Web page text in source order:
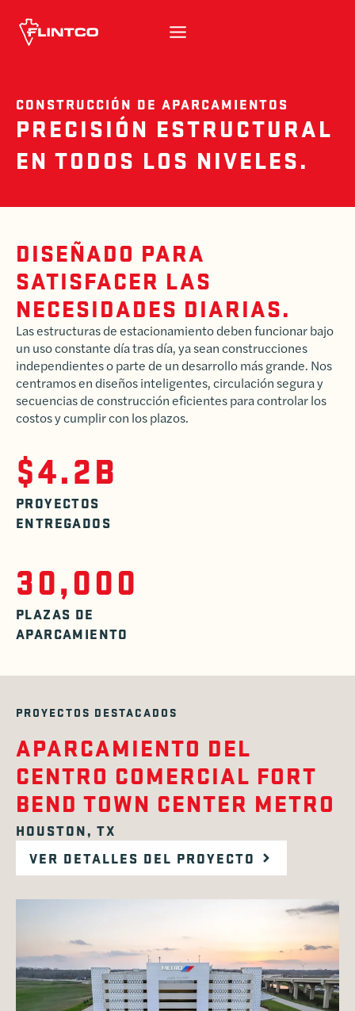
CONSTRUCCIÓN DE APARCAMIENTOS
PRECISIÓN ESTRUCTURAL
EN TODOS LOS NIVELES.
DISEÑADO PARA
SATISFACER LAS
NECESIDADES DIARIAS.
Las estructuras de estacionamiento deben funcionar bajo
un uso constante día tras día, ya sean construcciones
independientes o parte de un desarrollo más grande. Nos
centramos en diseños inteligentes, circulación segura y
secuencias de construcción eficientes para controlar los
costos y cumplir con los plazos.
$4.2B
PROYECTOS
ENTREGADOS
30,000
PLAZAS DE
APARCAMIENTO
PROYECTOS DESTACADOS
APARCAMIENTO DEL
CENTRO COMERCIAL FORT
BEND TOWN CENTER METRO
HOUSTON, TX
VER DETALLES DEL PROYECTO